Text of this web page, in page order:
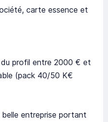
carte essence et
profil entre 2000 € et
(pack 40/50 K€
entreprise portant